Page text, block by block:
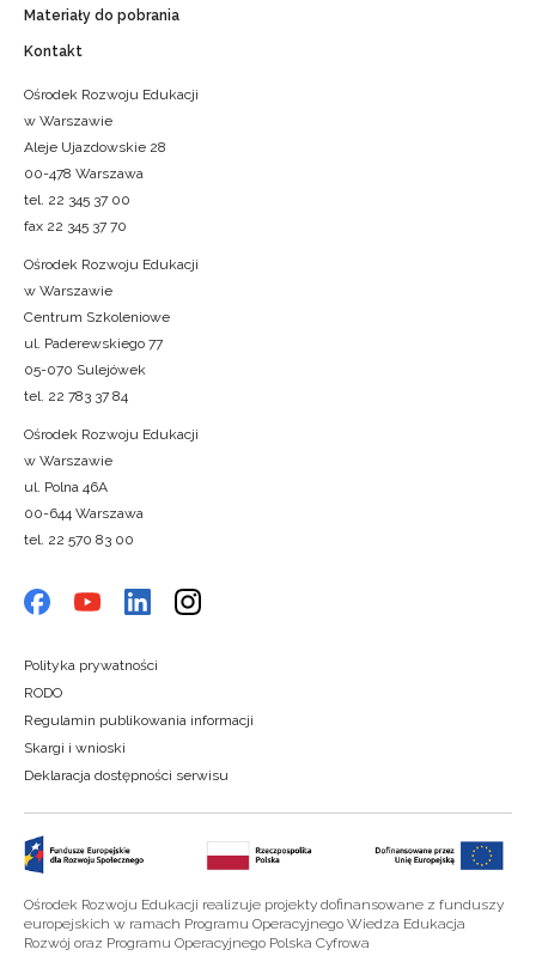
Materiały do pobrania
Kontakt
Ośrodek Rozwoju Edukacji
w Warszawie
Aleje Ujazdowskie 28
00-478 Warszawa
tel. 22 345 37 00
fax 22 345 37 70
Ośrodek Rozwoju Edukacji
w Warszawie
Centrum Szkoleniowe
ul. Paderewskiego 77
05-070 Sulejówek
tel. 22 783 37 84
Ośrodek Rozwoju Edukacji
w Warszawie
ul. Polna 46A
00-644 Warszawa
tel. 22 570 83 00
Polityka prywatności
RODO
Regulamin publikowania informacji
Skargi i wnioski
Deklaracja dostępności serwisu
Ośrodek Rozwoju Edukacji realizuje projekty dofinansowane z funduszy
europejskich w ramach Programu Operacyjnego Wiedza Edukacja
Rozwój oraz Programu Operacyjnego Polska Cyfrowa